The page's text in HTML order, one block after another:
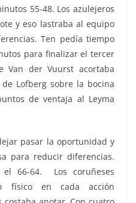
55-48. Los azulejeros
y eso lastraba al equipo
Ten pedía tiempo
para finalizar el tercer
Van der Vuurst acortaba
Lofberg sobre la bocina
de ventaja al Leyma
pasar la oportunidad y
para reducir diferencias.
66-64. Los coruñeses
físico en cada acción